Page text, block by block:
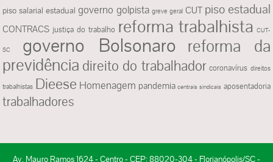
piso salarial estadual governo golpista greve geral CUT piso estadual
CONTRACS justiça do trabalho reforma trabalhista CUT-
SC governo Bolsonaro reforma da
previdência direito do trabalhador coronavírus direitos
trabalhistas Dieese Homenagem pandemia centrais sindicais aposentadoria
trabalhadores
Av. Mauro Ramos 1624 - Centro - CEP: 88020-304 - Florianópolis/SC -